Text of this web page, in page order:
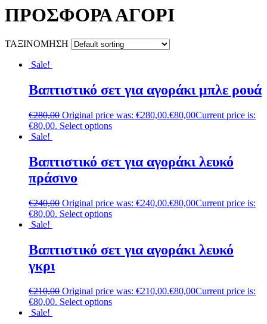
ΠΡΟΣΦΟΡΑ ΑΓΟΡΙ
ΤΑΞΙΝΟΜΗΣΗ
Sale!
Βαπτιστικό σετ για αγοράκι μπλε ρουά
€280,00 Original price was: €280,00.€80,00Current price is:
€80,00. Select options
Sale!
Βαπτιστικό σετ για αγοράκι λευκό
πράσινο
€240,00 Original price was: €240,00.€80,00Current price is:
€80,00. Select options
Sale!
Βαπτιστικό σετ για αγοράκι λευκό
γκρι
€210,00 Original price was: €210,00.€80,00Current price is:
€80,00. Select options
Sale!